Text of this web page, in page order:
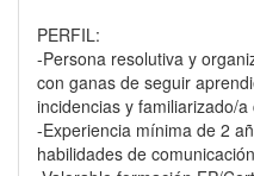
PERFIL:
-Persona resolutiva y
con ganas de seguir
incidencias y familiarizado/
-Experiencia mínima de 2
habilidades de